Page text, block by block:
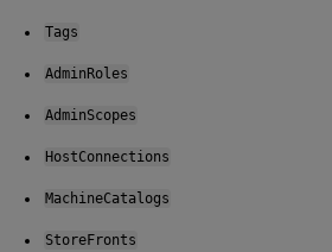
Tags
AdminRoles
AdminScopes
HostConnections
MachineCatalogs
StoreFronts